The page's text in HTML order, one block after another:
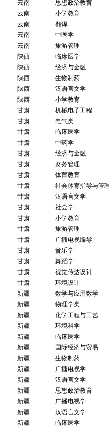
云南
思想政治教育
云南
小学教育
云南
翻译
云南
中医学
云南
旅游管理
陕西
临床医学
陕西
经济与金融
陕西
生物制药
陕西
汉语言文学
陕西
小学教育
甘肃
机械电子工程
甘肃
电气类
甘肃
临床医学
甘肃
中药学
甘肃
经济与金融
甘肃
财务管理
甘肃
体育教育
甘肃
社会体育指导与管
甘肃
汉语言文学
甘肃
社会学
甘肃
小学教育
甘肃
旅游管理
甘肃
广播电视编导
甘肃
音乐学
甘肃
舞蹈学
甘肃
视觉传达设计
甘肃
环境设计
新疆
数学与应用数学
新疆
物理学类
新疆
化学工程与工艺
新疆
环境科学
新疆
临床医学
新疆
国际经济与贸易
新疆
生物制药
新疆
广播电视学
新疆
汉语言文学
新疆
思想政治教育
新疆
广播电视学
新疆
汉语言文学
新疆
临床医学